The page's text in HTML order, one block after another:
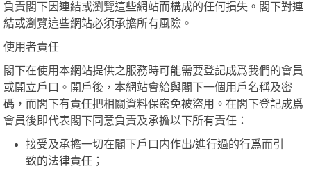
負責閣下因連結或瀏覽這些網站而構成的任何損失。閣下對連
結或瀏覽這些網站必須承擔所有風險。
使用者責任
閣下在使用本網站提供之服務時可能需要登記成爲我們的會員
或開立戶口。開戶後，本網站會給與閣下一個用戶名稱及密
碼，而閣下有責任把相關資料保密免被盜用。在閣下登記成爲
會員後即代表閣下同意負責及承擔以下所有責任：
接受及承擔一切在閣下戶口内作出/進行過的行爲而引
致的法律責任；